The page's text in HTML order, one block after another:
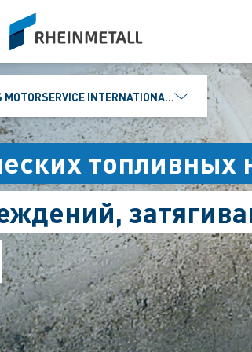
siteLogo
MOTORSERVICE INTERNATIONAL GMBH
топливных